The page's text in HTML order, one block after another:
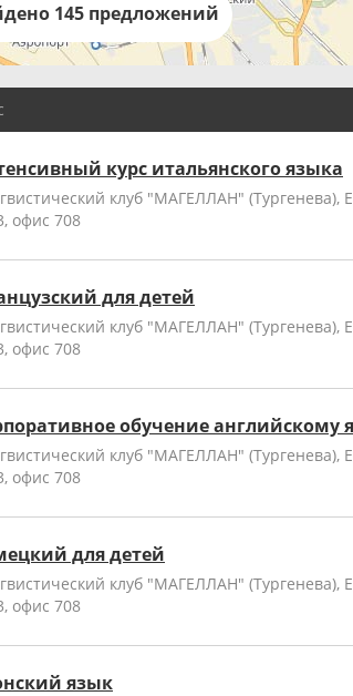
145 предложений
курс итальянского языка
клуб "МАГЕЛЛАН" (Тургенева),
офис 708
для детей
клуб "МАГЕЛЛАН" (Тургенева),
офис 708
обучение английскому
клуб "МАГЕЛЛАН" (Тургенева),
офис 708
для детей
клуб "МАГЕЛЛАН" (Тургенева),
офис 708
язык